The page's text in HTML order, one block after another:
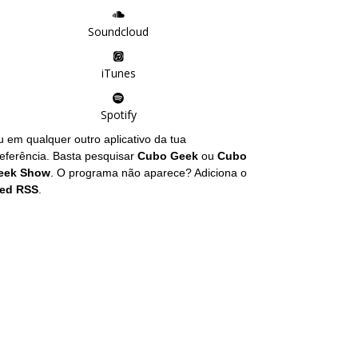
Soundcloud
iTunes
Spotify
em qualquer outro aplicativo da tua
Basta pesquisar Cubo Geek ou Cubo
Show . O programa não aparece? Adiciona o
RSS